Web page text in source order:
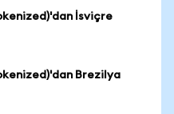
İsviçre
Brezilya